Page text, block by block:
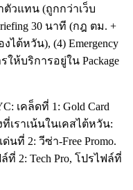
ตัวแทน (ถูกกว่าเว็บ
30 นาที (กฎ ตม. +
งไต้หวัน), (4) Emergency
ให้บริการอยู่ใน Package
เคล็ดที่ 1: Gold Card
เราเน้นในเคสไต้หวัน:
ด่นที่ 2: วีซ่า-Free Promo.
ที่ 2: Tech Pro, โปรไฟล์ที่